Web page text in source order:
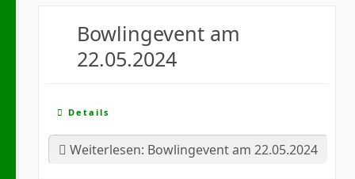
Bowlingevent am
22.05.2024
Details
Weiterlesen: Bowlingevent am 22.05.2024